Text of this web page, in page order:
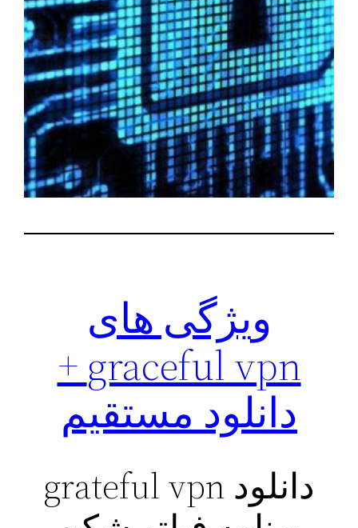
ویژگی های
graceful vpn +
دانلود مستقیم
دانلود grateful vpn